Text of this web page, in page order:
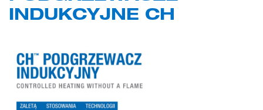
INDUKCYJNE CH